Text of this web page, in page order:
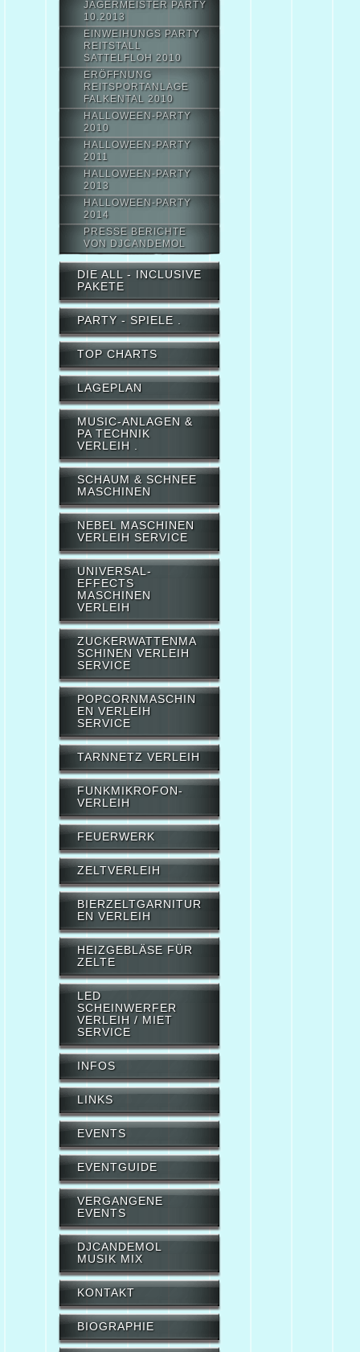
JÄGERMEISTER PARTY
10.2013
EINWEIHUNGS PARTY
REITSTALL
SATTELFLOH 2010
ERÖFFNUNG
REITSPORTANLAGE
FALKENTAL 2010
HALLOWEEN-PARTY
2010
HALLOWEEN-PARTY
2011
HALLOWEEN-PARTY
2013
HALLOWEEN-PARTY
2014
PRESSE BERICHTE
VON DJCANDEMOL
DIE ALL - INCLUSIVE
PAKETE
PARTY - SPIELE .
TOP CHARTS
LAGEPLAN
MUSIC-ANLAGEN &
PA TECHNIK
VERLEIH .
SCHAUM & SCHNEE
MASCHINEN
NEBEL MASCHINEN
VERLEIH SERVICE
UNIVERSAL-
EFFECTS
MASCHINEN
VERLEIH
ZUCKERWATTENMA
SCHINEN VERLEIH
SERVICE
POPCORNMASCHIN
EN VERLEIH
SERVICE
TARNNETZ VERLEIH
FUNKMIKROFON-
VERLEIH
FEUERWERK
ZELTVERLEIH
BIERZELTGARNITUR
EN VERLEIH
HEIZGEBLÄSE FÜR
ZELTE
LED
SCHEINWERFER
VERLEIH / MIET
SERVICE
INFOS
LINKS
EVENTS
EVENTGUIDE
VERGANGENE
EVENTS
DJCANDEMOL
MUSIK MIX
KONTAKT
BIOGRAPHIE